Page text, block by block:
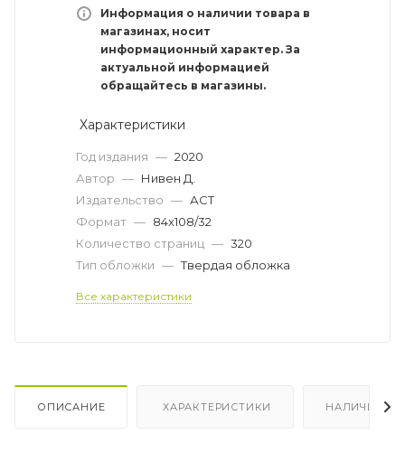
Информация о наличии товара в
магазинах, носит
информационный характер. За
актуальной информацией
обращайтесь в магазины.
Характеристики
Год издания — 2020
Автор — Нивен Д.
Издательство — АСТ
Формат — 84x108/32
Количество страниц — 320
Тип обложки — Твердая обложка
Все характеристики
ОПИСАНИЕ ХАРАКТЕРИСТИКИ НАЛИЧИЕ